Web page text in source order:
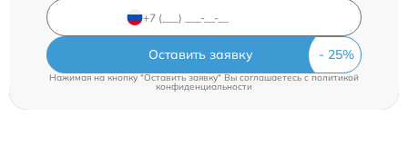
Оставить заявку
Нажимая на кнопку "Оставить заявку" Вы соглашаетесь c политикой
конфиденциальности